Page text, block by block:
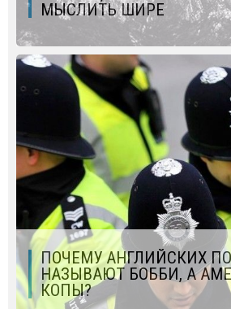
МЫСЛИТЬ ШИРЕ
ПОЧЕМУ АНГЛИЙСКИХ
НАЗЫВАЮТ БОББИ, А
КОПЫ?